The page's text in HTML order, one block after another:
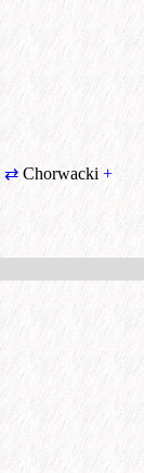
⇄ Chorwacki +